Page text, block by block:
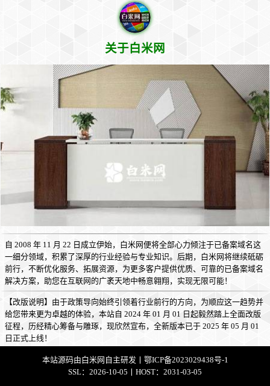
关于白米网
自 2008 年 11 月 22 日成立伊始，白米网便将全部心力倾注于已备案域名这
一细分领域，积累了深厚的行业经验与专业知识。后期，白米网将继续砥砺
前行，不断优化服务、拓展资源，为更多客户提供优质、可靠的已备案域名
解决方案，助您在互联网的广袤天地中畅意翱翔，实现无限可能！
【改版说明】由于政策导向始终引领着行业前行的方向，为顺应这一趋势并
给您带来更为卓越的体验，本站自 2024 年 01 月 01 日起毅然踏上全面改版
征程，历经精心筹备与雕琢，现欣然宣布，全新版本已于 2025 年 05 月 01
日正式上线！
本站源码由白米网 自主研发丨 鄂ICP备2023029438号-1
SSL：2026-10-05丨HOST：2031-03-05